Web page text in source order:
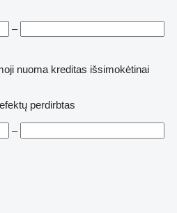
–
nuoma kreditas išsimokėtinai
perdirbtas
–